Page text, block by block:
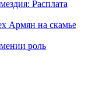
Расплата
Армян на скамье
роль